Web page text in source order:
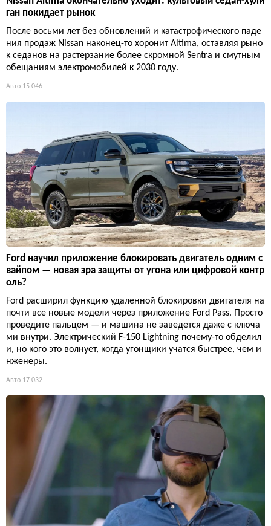
ган покидает рынок
После восьми лет без обновлений и катастрофического паде
ния продаж Nissan наконец-то хоронит Altima, оставляя рыно
к седанов на растерзание более скромной Sentra и смутным
обещаниям электромобилей к 2030 году.
Авто 15 046
Ford научил приложение блокировать двигатель одним с
вайпом — новая эра защиты от угона или цифровой контр
оль?
Ford расширил функцию удаленной блокировки двигателя на
почти все новые модели через приложение Ford Pass. Просто
проведите пальцем — и машина не заведется даже с ключа
ми внутри. Электрический F-150 Lightning почему-то обделил
и, но кого это волнует, когда угонщики учатся быстрее, чем и
нженеры.
Авто 17 032